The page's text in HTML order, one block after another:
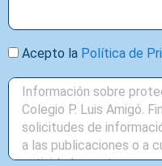
Acepto la Política de